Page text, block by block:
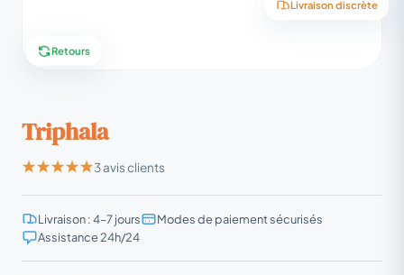
Livraison discrète
Retours
Triphala
3 avis clients
Livraison : 4–7 jours
Modes de paiement sécurisés
Assistance 24h/24